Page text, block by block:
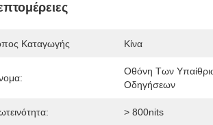
Καταγωγής Κίνα
Οθόνη Των
Οδηγήσεων
> 800nits